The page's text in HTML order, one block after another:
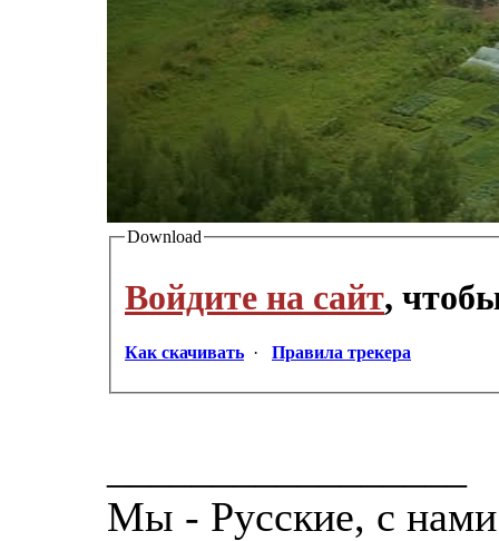
Download
Войдите на сайт,
Как скачивать · Правила трекера
Мы - Русские, с нами